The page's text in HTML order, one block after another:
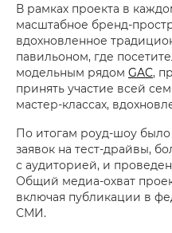
В рамках проекта в
масштабное бренд-
вдохновленное
павильоном, где
модельным рядом GAC,
принять участие всей
мастер-классах,
По итогам роуд-шоу
заявок на тест-драйвы,
с аудиторией, и
Общий медиа-охват
включая публикации в
СМИ.